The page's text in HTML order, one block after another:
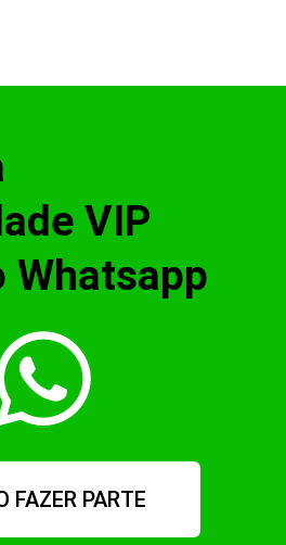
VIP
Whatsapp
FAZER PARTE